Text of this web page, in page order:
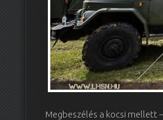
Megbeszélés a kocsi mellett